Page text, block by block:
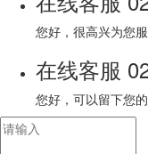
您好，很高兴为您服
在线客服
您好，可以留下您